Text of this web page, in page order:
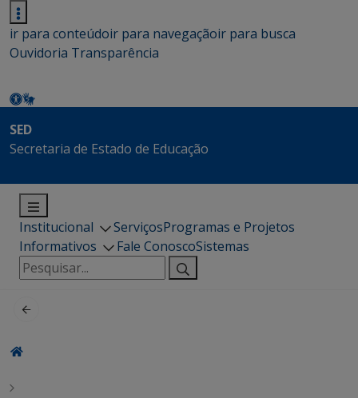
ir para conteúdoir para navegaçãoir para busca
Ouvidoria Transparência
SED
Secretaria de Estado de Educação
Institucional ServiçosProgramas e Projetos
Informativos
Fale ConoscoSistemas
Pesquisar
por: